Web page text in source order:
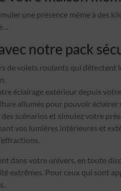
une présence même à des
notre pack
de volets roulants qui détectent
éclairage extérieur depuis
allumés pour pouvoir éclairer
scénarios et simulez votre
vos lumières intérieures et
dans votre univers, en toute
extrêmes. Pour ceux qui sont